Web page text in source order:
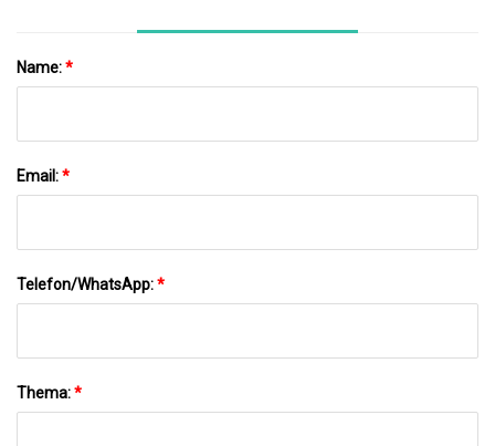
Name:*
Email:*
Telefon/WhatsApp:*
Thema:*